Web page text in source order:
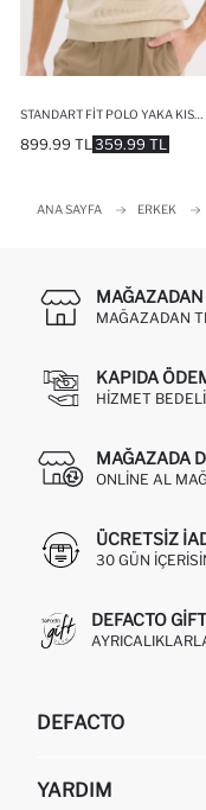
359.99 TL
899.99 TL
ANA SAYFA ERKEK
MAĞAZADAN
KAPIDA
HIZMET
MAĞAZADA
ONLINE AL
ÜCRETSIZ
30 GÜN
DEFACTO
DEFACTO
HAKKIMIZDA
YARDIM